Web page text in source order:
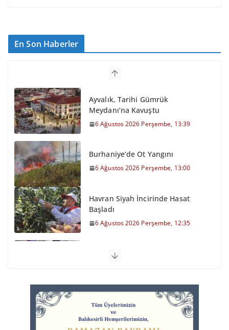
En Son Haberler
Ayvalık, Tarihi Gümrük
Meydanı’na Kavuştu
6 Ağustos 2026 Perşembe, 13:39
Burhaniye’de Ot Yangını
6 Ağustos 2026 Perşembe, 13:00
Havran Siyah İncirinde Hasat
Başladı
6 Ağustos 2026 Perşembe, 12:35
Otomobil Şarampole Devrildi
Balıkesirspor Sevdası İçin
Memleket Tek Yürek
6 Ağustos 2026 Perşembe, 11:51